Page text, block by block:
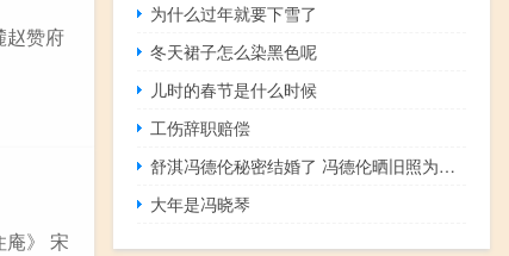
赵赞府
庵》 宋
为什么过年就要下雪了
冬天裙子怎么染黑色呢
儿时的春节是什么时候
工伤辞职赔偿
舒淇冯德伦秘密结婚了 冯德伦晒旧照为舒淇庆生
大年是冯晓琴